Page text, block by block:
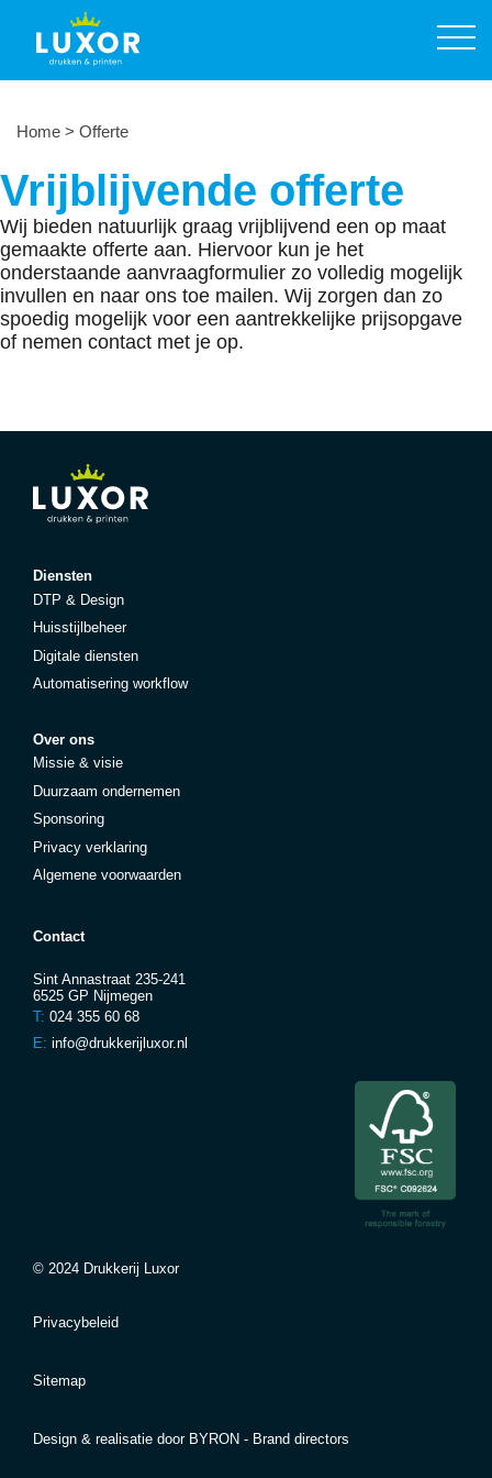
Prijslijst printservice
Producten
Over ons
Contact
Offerte aanvragen
024 355 60 68
Home > Offerte
Vrijblijvende offerte
Wij bieden natuurlijk graag vrijblijvend een op maat
gemaakte offerte aan. Hiervoor kun je het
onderstaande aanvraagformulier zo volledig mogelijk
invullen en naar ons toe mailen. Wij zorgen dan zo
spoedig mogelijk voor een aantrekkelijke prijsopgave
of nemen contact met je op.
Diensten
DTP & Design
Huisstijlbeheer
Digitale diensten
Automatisering workflow
Over ons
Missie & visie
Duurzaam ondernemen
Sponsoring
Privacy verklaring
Algemene voorwaarden
Contact
Sint Annastraat 235-241
6525 GP Nijmegen
T: 024 355 60 68
E: info@drukkerijluxor.nl
© 2024 Drukkerij Luxor
Privacybeleid
Sitemap
Design & realisatie door BYRON - Brand directors